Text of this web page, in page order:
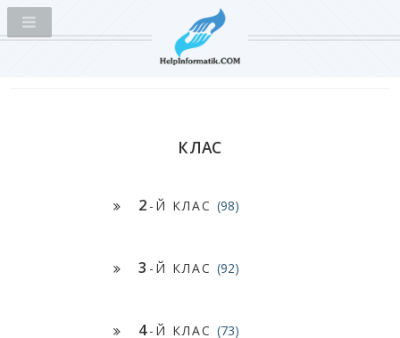
КЛАС
2 -Й КЛАС (98)
3 -Й КЛАС (92)
4-Й КЛАС (73)